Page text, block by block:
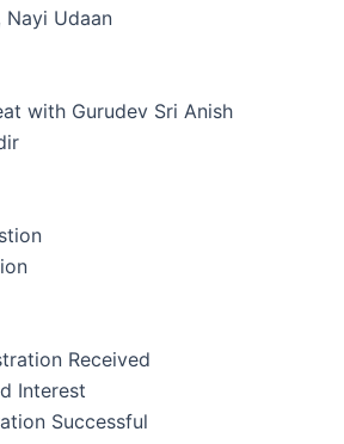
Nayi Udaan
with Gurudev Sri Anish
Received
Interest
Successful